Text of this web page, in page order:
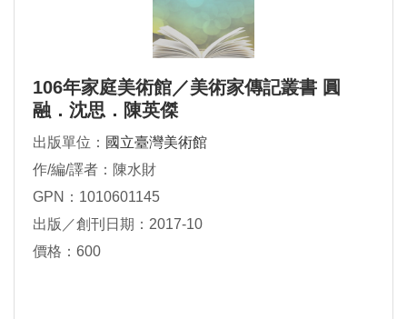
106年家庭美術館／美術家傳記叢書 圓
融．沈思．陳英傑
出版單位： 國立臺灣美術館
作/編/譯者：陳水財
GPN：1010601145
出版／創刊日期：2017-10
價格：600